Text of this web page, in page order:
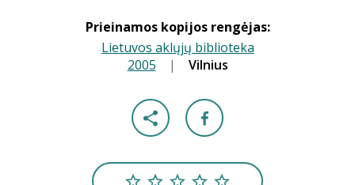
Prieinamos kopijos rengėjas:
Lietuvos aklųjų biblioteka
2005 | Vilnius